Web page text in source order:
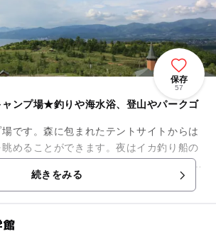
保存
57
ンプ場★釣りや海水浴、登山やパークゴ
です。森に包まれたテントサイトからは
めることができます。夜はイカ釣り船の
街地の夜景がとってもロマンチック！ 岩
散策...続きをみる
館